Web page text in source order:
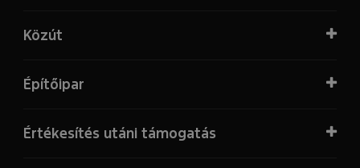
Közút
Építőipar
Értékesítés utáni támogatás